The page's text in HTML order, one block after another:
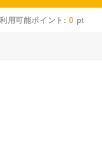
利用可能ポイント:0 pt